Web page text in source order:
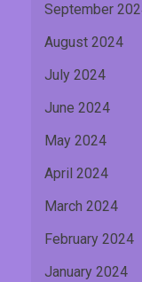
September
August 2024
July 2024
June 2024
May 2024
April 2024
March 2024
February 2024
January 2024